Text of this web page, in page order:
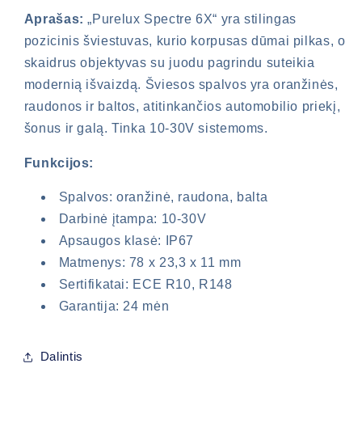
Aprašas: „Purelux Spectre 6X“ yra stilingas
pozicinis šviestuvas, kurio korpusas dūmai pilkas, o
skaidrus objektyvas su juodu pagrindu suteikia
modernią išvaizdą. Šviesos spalvos yra oranžinės,
raudonos ir baltos, atitinkančios automobilio priekį,
šonus ir galą. Tinka 10-30V sistemoms.
Funkcijos:
Spalvos: oranžinė, raudona, balta
Darbinė įtampa: 10-30V
Apsaugos klasė: IP67
Matmenys: 78 x 23,3 x 11 mm
Sertifikatai: ECE R10, R148
Garantija: 24 mėn
Dalintis
Būtina prisijungti
galėtumėte pridėti produktų prie pageidavimų